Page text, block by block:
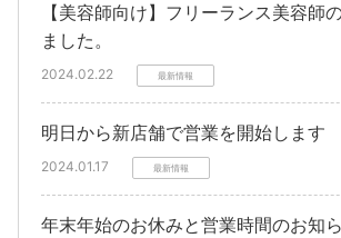
【美容師向け】フリーランス美容師
ました。
2024.02.22 最新情報
明日から新店舗で営業を開始します
2024.01.17 最新情報
年末年始のお休みと営業時間のお知